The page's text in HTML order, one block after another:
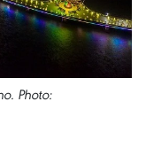
Photo: